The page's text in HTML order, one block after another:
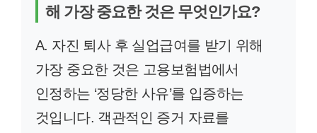
해 가장 중요한 것은 무엇인가요?
A. 자진 퇴사 후 실업급여를 받기 위해
가장 중요한 것은 고용보험법에서
인정하는 ‘정당한 사유’를 입증하는
것입니다. 객관적인 증거 자료를